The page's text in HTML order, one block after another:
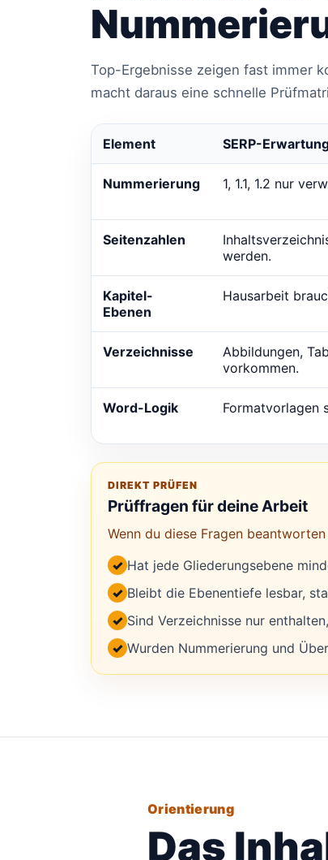
Top-Ergebnisse zeigen fast immer
macht daraus eine schnelle
Element SERP-
Nummerierung 1, 1.1, 1.2 nur
Seitenzahlen
werden.
Kapitel-
Ebenen
Hausarbeit
Verzeichnisse
Abbildungen,
vorkommen.
Word-Logik Formatvorlagen
DIREKT PRÜFEN
Prüffragen für deine Arbeit
Wenn du diese Fragen
✓ Hat jede Gliederungsebene
✓ Bleibt die Ebenentiefe lesbar,
✓ Sind Verzeichnisse nur
✓ Wurden Nummerierung und
Orientierung
Das